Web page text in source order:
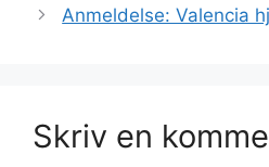
Anmeldelse: Valencia
Skriv en